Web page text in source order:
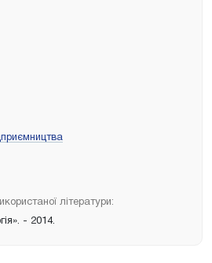
літератури:
- 2014.